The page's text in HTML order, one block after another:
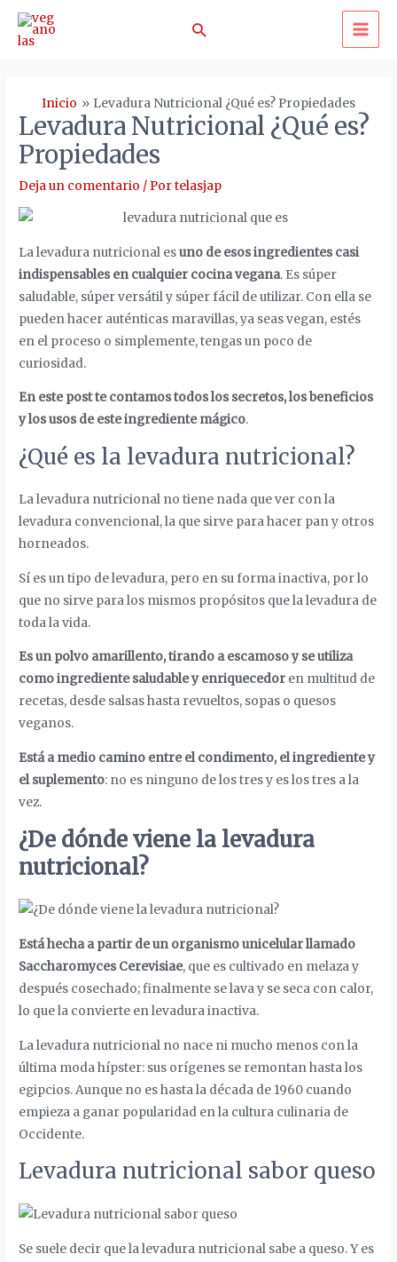
Buscar
Inicio Levadura Nutricional ¿Qué es? Propiedades
Levadura Nutricional ¿Qué es?
Propiedades
Deja un comentario / Portelasjap
La levadura nutricional esuno de esos ingredientes casi
indispensables en cualquier cocina vegana. Es súper
saludable, súper versátil y súper fácil de utilizar. Con ella se
pueden hacer auténticas maravillas, ya seas vegan, estés
en el proceso o simplemente, tengas un poco de
curiosidad.
En este post te contamos todos los secretos, los beneficios
y los usos de este ingrediente mágico.
¿Qué es la levadura nutricional?
La levadura nutricional no tiene nada que ver con la
levadura convencional, la que sirve para hacer pan y otros
horneados.
Sí es un tipo de levadura, pero en su forma inactiva, por lo
que no sirve para los mismos propósitos que la levadura de
toda la vida.
Es un polvo amarillento, tirando a escamoso y se utiliza
como ingrediente saludable y enriquecedor en multitud de
recetas, desde salsas hasta revueltos, sopas o quesos
veganos.
Está a medio camino entre el condimento, el ingrediente y
el suplemento: no es ninguno de los tres y es los tres a la
vez.
¿De dónde viene la levadura
nutricional?
Está hecha a partir de un organismo unicelular llamado
Saccharomyces Cerevisiae, que es cultivado en melaza y
después cosechado; finalmente se lava y se seca con calor,
lo que la convierte en levadura inactiva.
La levadura nutricional no nace ni mucho menos con la
última moda hípster: sus orígenes se remontan hasta los
egipcios. Aunque no es hasta la década de 1960 cuando
empieza a ganar popularidad en la cultura culinaria de
Occidente.
Levadura nutricional sabor queso
Se suele decir que la levadura nutricional sabe a queso. Y es